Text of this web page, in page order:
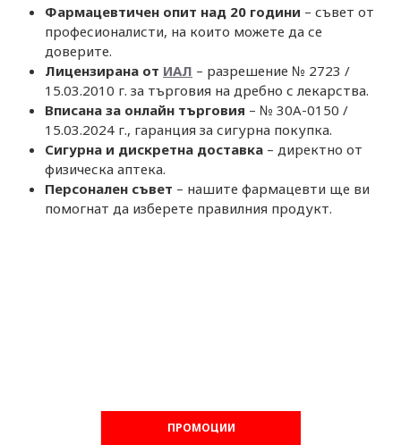
Фармацевтичен опит над 20 години – съвет от
професионалисти, на които можете да се
доверите.
Лицензирана от ИАЛ – разрешение № 2723 /
15.03.2010 г. за търговия на дребно с лекарства.
Вписана за онлайн търговия – № 30A-0150 /
15.03.2024 г., гаранция за сигурна покупка.
Сигурна и дискретна доставка – директно от
физическа аптека.
Персонален съвет – нашите фармацевти ще ви
помогнат да изберете правилния продукт.
ПРОМОЦИИ